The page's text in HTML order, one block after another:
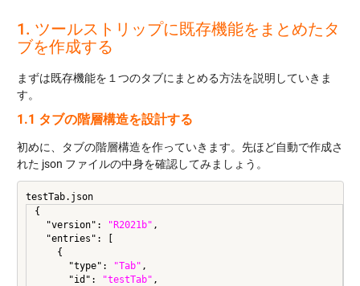
1. ツールストリップに既存機能をまとめたタ
ブを作成する
まずは既存機能を１つのタブにまとめる方法を説明していきま
す。
1.1 タブの階層構造を設計する
初めに、タブの階層構造を作っていきます。先ほど自動で作成さ
れた json ファイルの中身を確認してみましょう。
testTab.json
{
  "version":
"R2021b" ,
  "entries": [
    {
      "type":
"Tab" ,
      "id":
"testTab" ,